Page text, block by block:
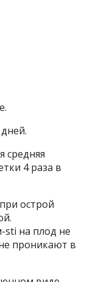
средняя
4 раза в
острой
sti на плод не
проникают в